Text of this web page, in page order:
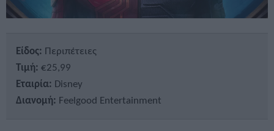
Είδος: Περιπέτειες
Τιμή: €25,99
Εταιρία: Disney
Διανομή: Feelgood Entertainment